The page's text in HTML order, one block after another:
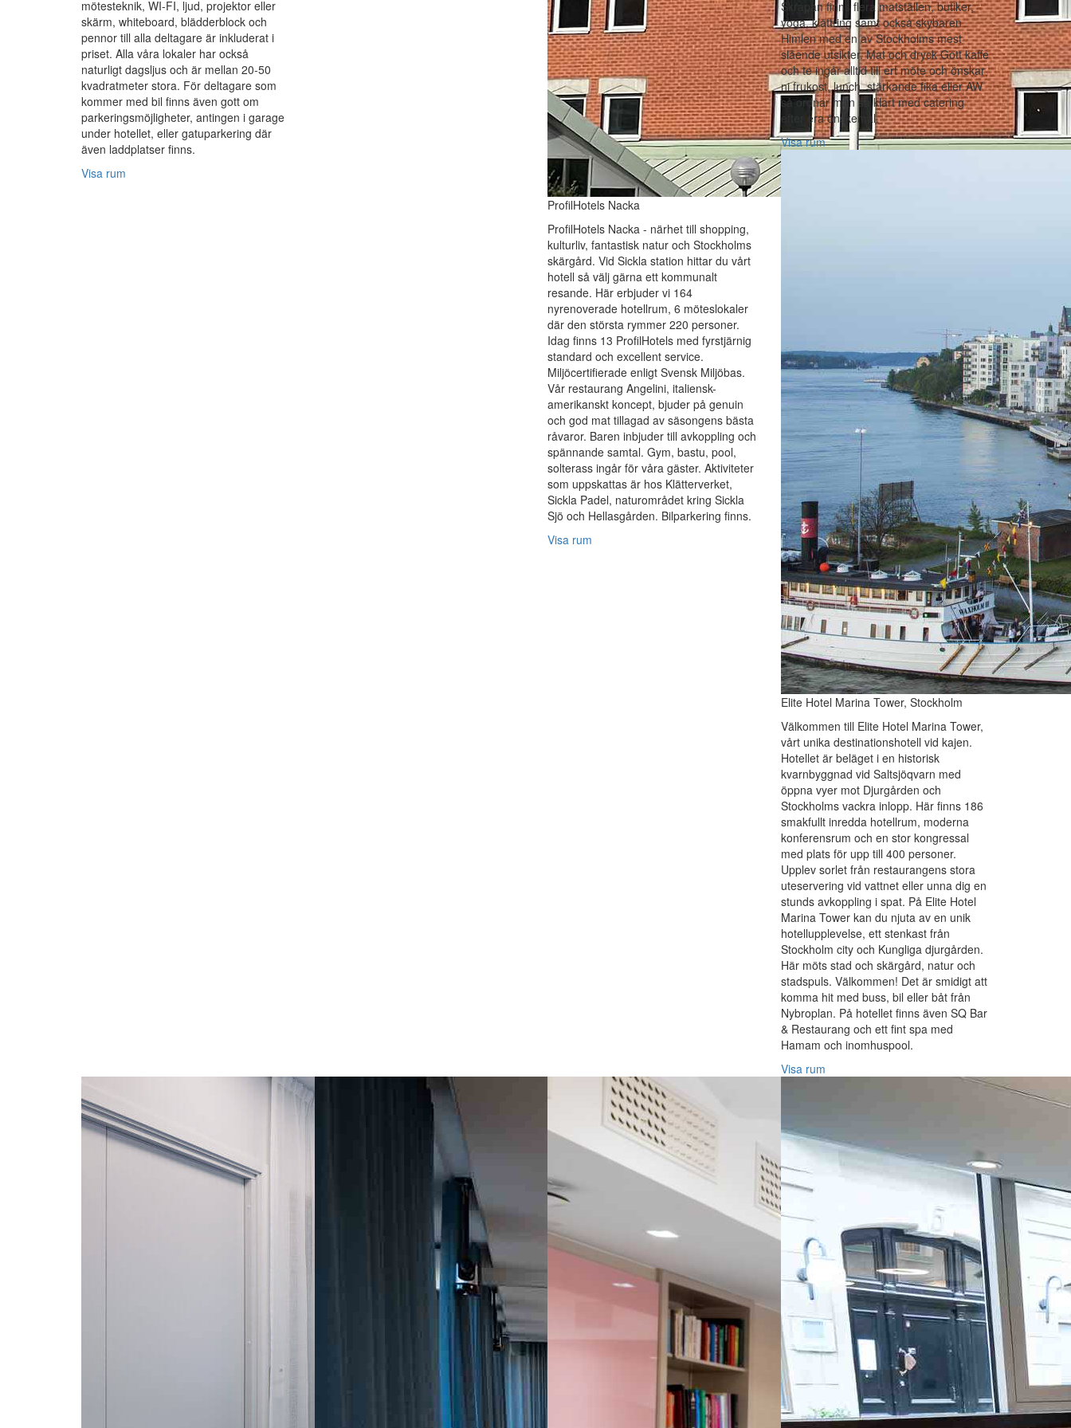
mötesteknik, WI-FI, ljud, projektor eller
skärm, whiteboard, blädderblock och
pennor till alla deltagare är inkluderat i
priset. Alla våra lokaler har också
naturligt dagsljus och är mellan 20-50
kvadratmeter stora. För deltagare som
kommer med bil finns även gott om
parkeringsmöjligheter, antingen i garage
under hotellet, eller gatuparkering där
även laddplatser finns.
Visa rum
ProfilHotels Nacka
ProfilHotels Nacka - närhet till shopping,
kulturliv, fantastisk natur och Stockholms
skärgård. Vid Sickla station hittar du vårt
hotell så välj gärna ett kommunalt
resande. Här erbjuder vi 164
nyrenoverade hotellrum, 6 möteslokaler
där den största rymmer 220 personer.
Idag finns 13 ProfilHotels med fyrstjärnig
standard och excellent service.
Miljöcertifierade enligt Svensk Miljöbas.
Vår restaurang Angelini, italiensk-
amerikanskt koncept, bjuder på genuin
och god mat tillagad av säsongens bästa
råvaror. Baren inbjuder till avkoppling och
spännande samtal. Gym, bastu, pool,
solterass ingår för våra gäster. Aktiviteter
som uppskattas är hos Klätterverket,
Sickla Padel, naturområdet kring Sickla
Sjö och Hellasgården. Bilparkering finns.
Visa rum
Skrapan finns flera matställen, butiker,
yoga, klättring samt också skybaren
Himlen med en av Stockholms mest
slående utsikter. Mat och dryck Gott kaffe
och te ingår alltid till ert möte och önskar
ni frukost, lunch, stärkande fika eller AW
så ordnar man så klart med catering
efter era önskemål.
Visa rum
Elite Hotel Marina Tower, Stockholm
Välkommen till Elite Hotel Marina Tower,
vårt unika destinationshotell vid kajen.
Hotellet är beläget i en historisk
kvarnbyggnad vid Saltsjöqvarn med
öppna vyer mot Djurgården och
Stockholms vackra inlopp. Här finns 186
smakfullt inredda hotellrum, moderna
konferensrum och en stor kongressal
med plats för upp till 400 personer.
Upplev sorlet från restaurangens stora
uteservering vid vattnet eller unna dig en
stunds avkoppling i spat. På Elite Hotel
Marina Tower kan du njuta av en unik
hotellupplevelse, ett stenkast från
Stockholm city och Kungliga djurgården.
Här möts stad och skärgård, natur och
stadspuls. Välkommen! Det är smidigt att
komma hit med buss, bil eller båt från
Nybroplan. På hotellet finns även SQ Bar
& Restaurang och ett fint spa med
Hamam och inomhuspool.
Visa rum